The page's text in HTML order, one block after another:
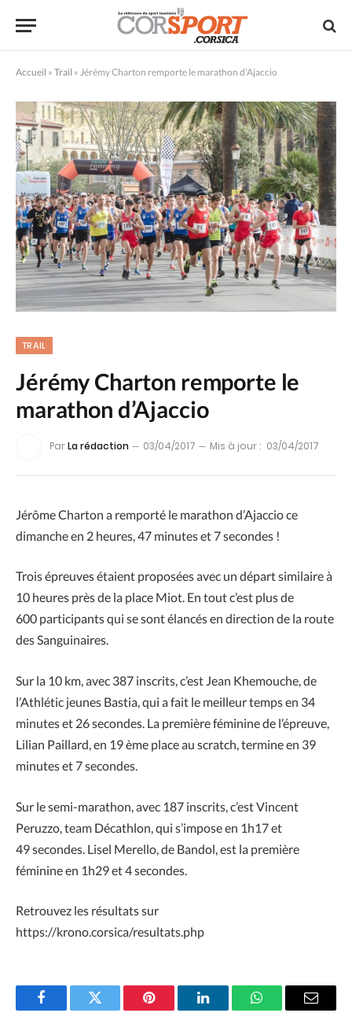
Accueil » Trail » Jérémy Charton remporte le marathon d’Ajaccio
TRAIL
Jérémy Charton remporte le
marathon d’Ajaccio
ParLa rédaction 03/04/2017 Mis à jour : 03/04/2017
Jérôme Charton a remporté le marathon d’Ajaccio ce
dimanche en 2 heures, 47 minutes et 7 secondes !
Trois épreuves étaient proposées avec un départ similaire à
10 heures près de la place Miot. En tout c’est plus de
600 participants qui se sont élancés en direction de la route
des Sanguinaires.
Sur la 10 km, avec 387 inscrits, c’est Jean Khemouche, de
l’Athlétic jeunes Bastia, qui a fait le meilleur temps en 34
minutes et 26 secondes. La première féminine de l’épreuve,
Lilian Paillard, en 19 ème place au scratch, termine en 39
minutes et 7 secondes.
Sur le semi-marathon, avec 187 inscrits, c’est Vincent
Peruzzo, team Décathlon, qui s’impose en 1h17 et
49 secondes. Lisel Merello, de Bandol, est la première
féminine en 1h29 et 4 secondes.
Retrouvez les résultats sur
https://krono.corsica/resultats.php
FacebookTwitter Pinterest LinkedInWhatsAppEmail